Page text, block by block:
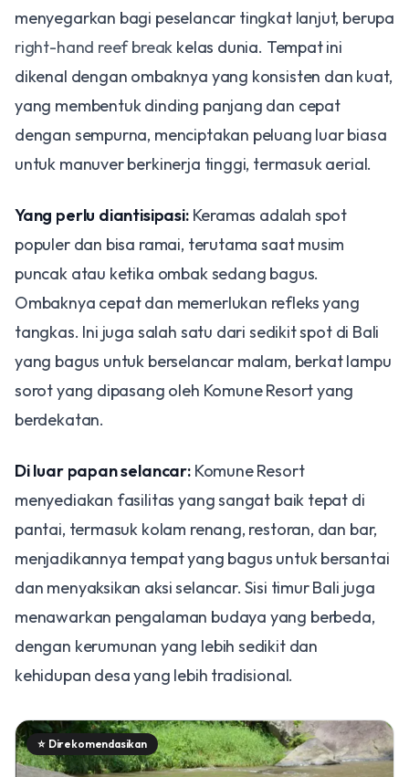
menyegarkan bagi peselancar tingkat lanjut, berupa
right-hand reef break kelas dunia. Tempat ini
dikenal dengan ombaknya yang konsisten dan kuat,
yang membentuk dinding panjang dan cepat
dengan sempurna, menciptakan peluang luar biasa
untuk manuver berkinerja tinggi, termasuk aerial.
Yang perlu diantisipasi:Keramas adalah spot
populer dan bisa ramai, terutama saat musim
puncak atau ketika ombak sedang bagus.
Ombaknya cepat dan memerlukan refleks yang
tangkas. Ini juga salah satu dari sedikit spot di Bali
yang bagus untuk berselancar malam, berkat lampu
sorot yang dipasang oleh Komune Resort yang
berdekatan.
Di luar papan selancar:Komune Resort
menyediakan fasilitas yang sangat baik tepat di
pantai, termasuk kolam renang, restoran, dan bar,
menjadikannya tempat yang bagus untuk bersantai
dan menyaksikan aksi selancar. Sisi timur Bali juga
menawarkan pengalaman budaya yang berbeda,
dengan kerumunan yang lebih sedikit dan
kehidupan desa yang lebih tradisional.
⭐ Direkomendasikan